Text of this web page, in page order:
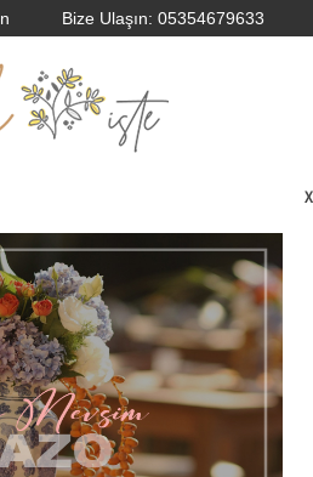
Bize Ulaşın: 05354679633